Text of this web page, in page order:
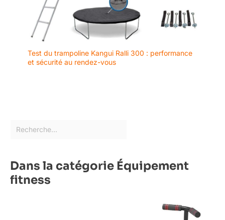
Test du trampoline Kangui Ralli 300 : performance
et sécurité au rendez-vous
Dans la catégorie Équipement
fitness